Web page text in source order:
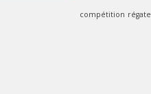
compétition régate